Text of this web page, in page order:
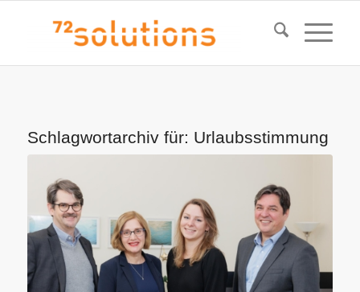
Schlagwortarchiv für: Urlaubsstimmung